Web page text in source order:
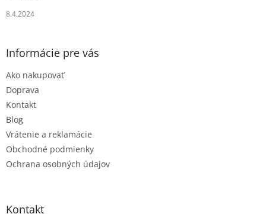
8.4.2024
Informácie pre vás
Ako nakupovať
Doprava
Kontakt
Blog
Vrátenie a reklamácie
Obchodné podmienky
Ochrana osobných údajov
Kontakt